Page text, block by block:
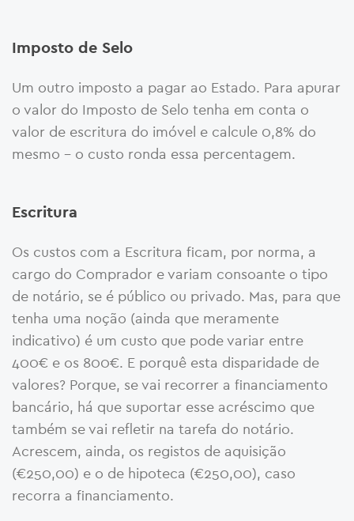
Imposto de Selo
Um outro imposto a pagar ao Estado. Para apurar
o valor do Imposto de Selo tenha em conta o
valor de escritura do imóvel e calcule 0,8% do
mesmo – o custo ronda essa percentagem.
Escritura
Os custos com a Escritura ficam, por norma, a
cargo do Comprador e variam consoante o tipo
de notário, se é público ou privado. Mas, para que
tenha uma noção (ainda que meramente
indicativo) é um custo que pode variar entre
400€ e os 800€. E porquê esta disparidade de
valores? Porque, se vai recorrer a financiamento
bancário, há que suportar esse acréscimo que
também se vai refletir na tarefa do notário.
Acrescem, ainda, os registos de aquisição
(€250,00) e o de hipoteca (€250,00), caso
recorra a financiamento.